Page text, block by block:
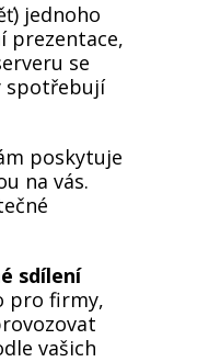
jednoho
prezentace,
se
spotřebují
poskytuje
na vás.
sdílení
pro firmy,
vašich